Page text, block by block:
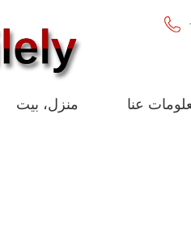
منزل، بيت عنا